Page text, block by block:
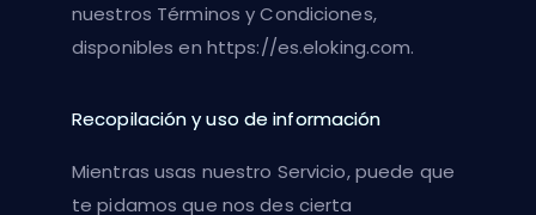
nuestros Términos y Condiciones,
disponibles en https://es.eloking.com.
Recopilación y uso de información
Mientras usas nuestro Servicio, puede que
te pidamos que nos des cierta